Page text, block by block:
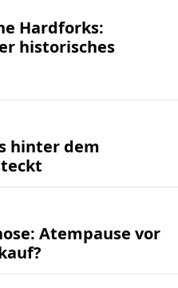
Hardforks:
historisches
hinter dem
Atempause vor